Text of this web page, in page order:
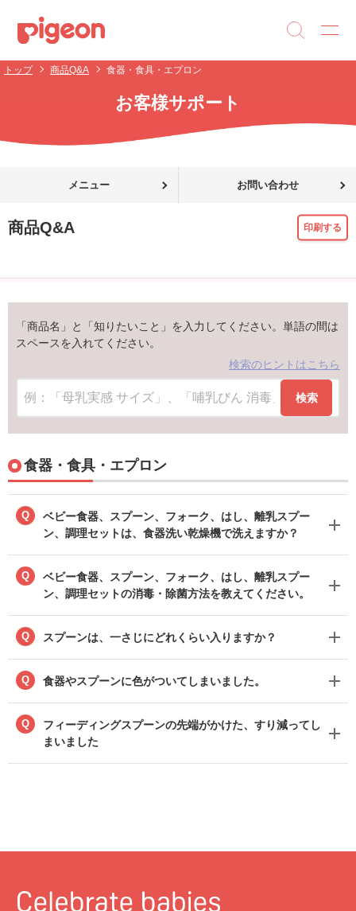
トップ 商品Q&A 食器・食具・エプロン
お客様サポート
メニュー お問い合わせ
商品Q&A 印刷する
「商品名」と「知りたいこと」を入力してください。単語の間は
スペースを入れてください。
検索のヒントはこちら
検索
食器・食具・エプロン
Q
ベビー食器、スプーン、フォーク、はし、離乳スプー
ン、調理セットは、食器洗い乾燥機で洗えますか？
Q
ベビー食器、スプーン、フォーク、はし、離乳スプー
ン、調理セットの消毒・除菌方法を教えてください。
Q スプーンは、一さじにどれくらい入りますか？
Q 食器やスプーンに色がついてしまいました。
Q
フィーディングスプーンの先端がかけた、すり減ってし
まいました